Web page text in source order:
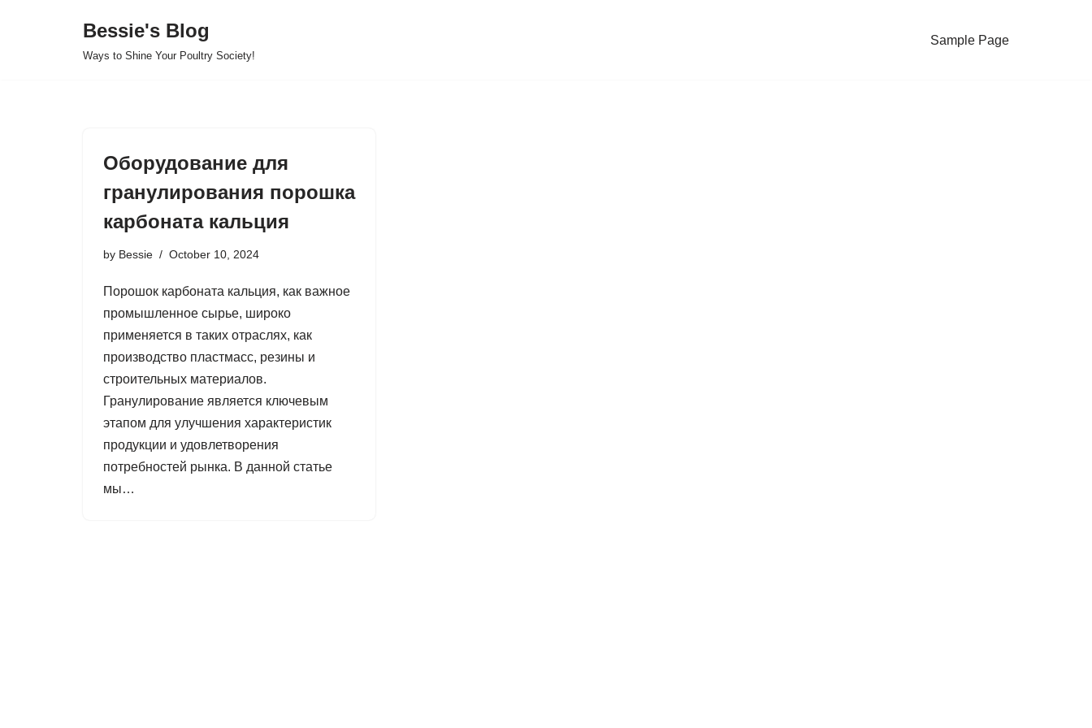
Bessie's Blog
Ways to Shine Your Poultry Society!
Sample Page
Оборудование для
гранулирования порошка
карбоната кальция
by Bessie October 10, 2024
Порошок карбоната кальция, как важное
промышленное сырье, широко
применяется в таких отраслях, как
производство пластмасс, резины и
строительных материалов.
Гранулирование является ключевым
этапом для улучшения характеристик
продукции и удовлетворения
потребностей рынка. В данной статье
мы…